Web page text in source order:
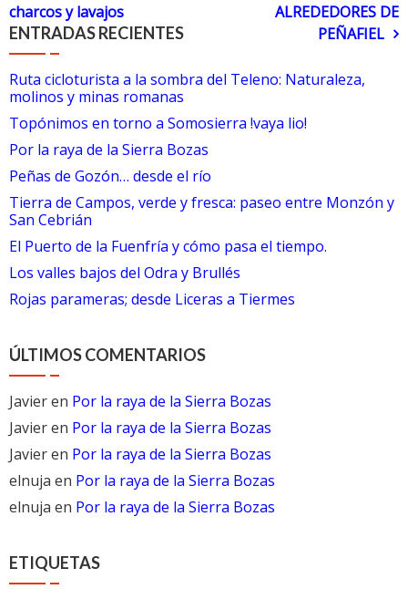
de
entradas
charcos y lavajos
ALREDEDORES DE
PEÑAFIEL
ENTRADAS RECIENTES
Ruta cicloturista a la sombra del Teleno: Naturaleza,
molinos y minas romanas
Topónimos en torno a Somosierra !vaya lio!
Por la raya de la Sierra Bozas
Peñas de Gozón… desde el río
Tierra de Campos, verde y fresca: paseo entre Monzón y
San Cebrián
El Puerto de la Fuenfría y cómo pasa el tiempo.
Los valles bajos del Odra y Brullés
Rojas parameras; desde Liceras a Tiermes
ÚLTIMOS COMENTARIOS
Javieren Por la raya de la Sierra Bozas
Javieren Por la raya de la Sierra Bozas
Javieren Por la raya de la Sierra Bozas
elnuja en Por la raya de la Sierra Bozas
elnuja en Por la raya de la Sierra Bozas
ETIQUETAS